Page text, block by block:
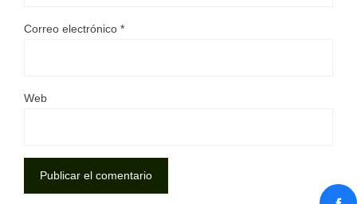
Correo electrónico *
Web